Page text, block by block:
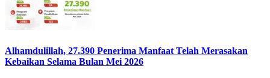
Alhamdulillah, 27.390 Penerima Manfaat Telah Merasakan
Kebaikan Selama Bulan Mei 2026